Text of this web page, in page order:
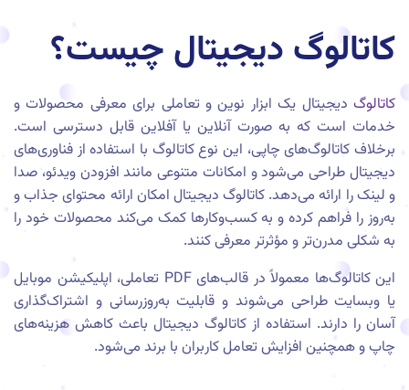
کاتالوگ دیجیتال چیست؟
کاتالوگ دیجیتال یک ابزار نوین و تعاملی برای معرفی محصولات و
خدمات است که به صورت آنلاین یا آفلاین قابل دسترسی است.
برخلاف کاتالوگ‌های چاپی، این نوع کاتالوگ با استفاده از فناوری‌های
دیجیتال طراحی می‌شود و امکانات متنوعی مانند افزودن ویدئو، صدا
و لینک را ارائه می‌دهد. کاتالوگ دیجیتال امکان ارائه محتوای جذاب و
به‌روز را فراهم کرده و به کسب‌وکارها کمک می‌کند محصولات خود را
به شکلی مدرن‌تر و مؤثرتر معرفی کنند.
این کاتالوگ‌ها معمولاً در قالب‌های PDF تعاملی، اپلیکیشن موبایل
یا وبسایت طراحی می‌شوند و قابلیت به‌روزرسانی و اشتراک‌گذاری
آسان را دارند. استفاده از کاتالوگ دیجیتال باعث کاهش هزینه‌های
چاپ و همچنین افزایش تعامل کاربران با برند می‌شود.